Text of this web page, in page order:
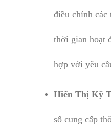
điều chỉnh các
thời gian hoạt
hợp với yêu
Hiển Thị Kỹ
số cung cấp